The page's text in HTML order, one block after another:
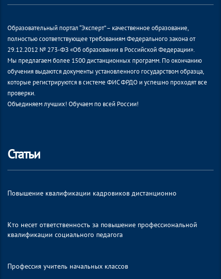
Образовательный портал “Эксперт” – качественное образование,
полностью соответствующее требованиям Федерального закона от
29.12.2012 № 273-ФЗ «Об образовании в Российской Федерации».
Мы предлагаем более 1500 дистанционных программ. По окончанию
обучения выдаются документы установленного государством образца,
которые регистрируются в системе ФИС ФРДО и успешно проходят все
проверки.
Объединяем лучших! Обучаем по всей России!
Статьи
Повышение квалификации кадровиков дистанционно
Кто несет ответственность за повышение профессиональной
квалификации социального педагога
Профессия учитель начальных классов